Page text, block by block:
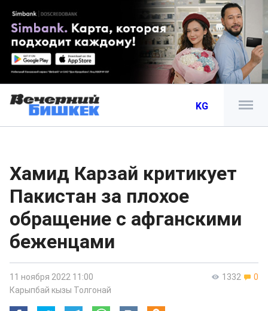
KG
Хамид Карзай критикует
Пакистан за плохое
обращение с афганскими
беженцами
1332 0
11 ноября 2022 11:00
Карыпбай кызы Толгонай